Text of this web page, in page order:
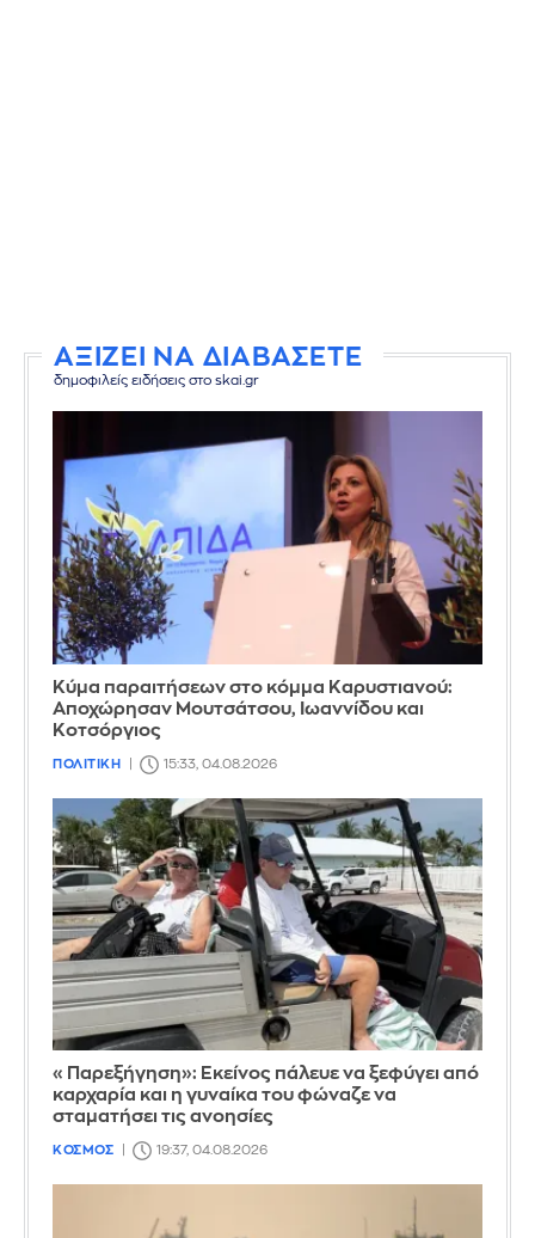
ΑΞΙΖΕΙ ΝΑ ΔΙΑΒΑΣΕΤΕ
δημοφιλείς ειδήσεις στο skai.gr
Κύμα παραιτήσεων στο κόμμα Καρυστιανού:
Αποχώρησαν Μουτσάτσου, Ιωαννίδου και
Κοτσόργιος
ΠΟΛΙΤΙΚΗ 15:33, 04.08.2026
«Παρεξήγηση»: Εκείνος πάλευε να ξεφύγει από
καρχαρία και η γυναίκα του φώναζε να
σταματήσει τις ανοησίες
ΚΟΣΜΟΣ 19:37, 04.08.2026